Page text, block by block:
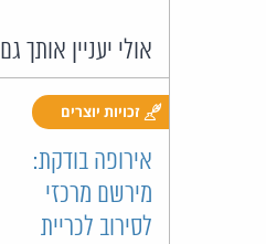
אולי יעניין אותך גם
זכויות יוצרים
אירופה בודקת:
מירשם מרכזי
לסירוב לכריית